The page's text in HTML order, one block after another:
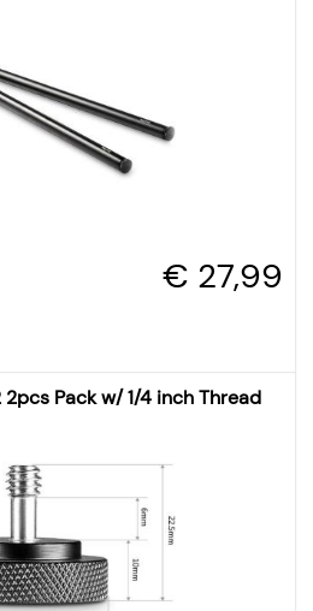
€ 27,99
Pack w/ 1/4 inch Thread